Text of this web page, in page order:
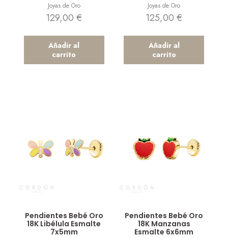
Joyas de Oro
129,00€
Añadir al
carrito
Joyas de Oro
125,00€
Añadir al
carrito
Pendientes Bebé Oro
18K Libélula Esmalte
7x5mm
Pendientes Bebé Oro
18K Manzanas
Esmalte 6x6mm